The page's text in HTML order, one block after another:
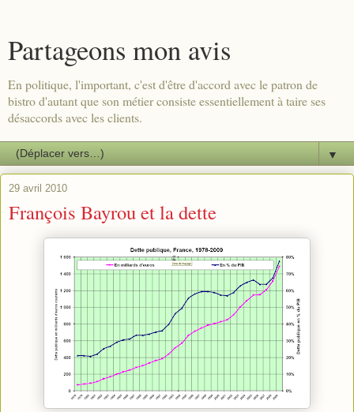
Partageons mon avis
En politique, l'important, c'est d'être d'accord avec le patron de
bistro d'autant que son métier consiste essentiellement à taire ses
désaccords avec les clients.
▼
29 avril 2010
François Bayrou et la dette